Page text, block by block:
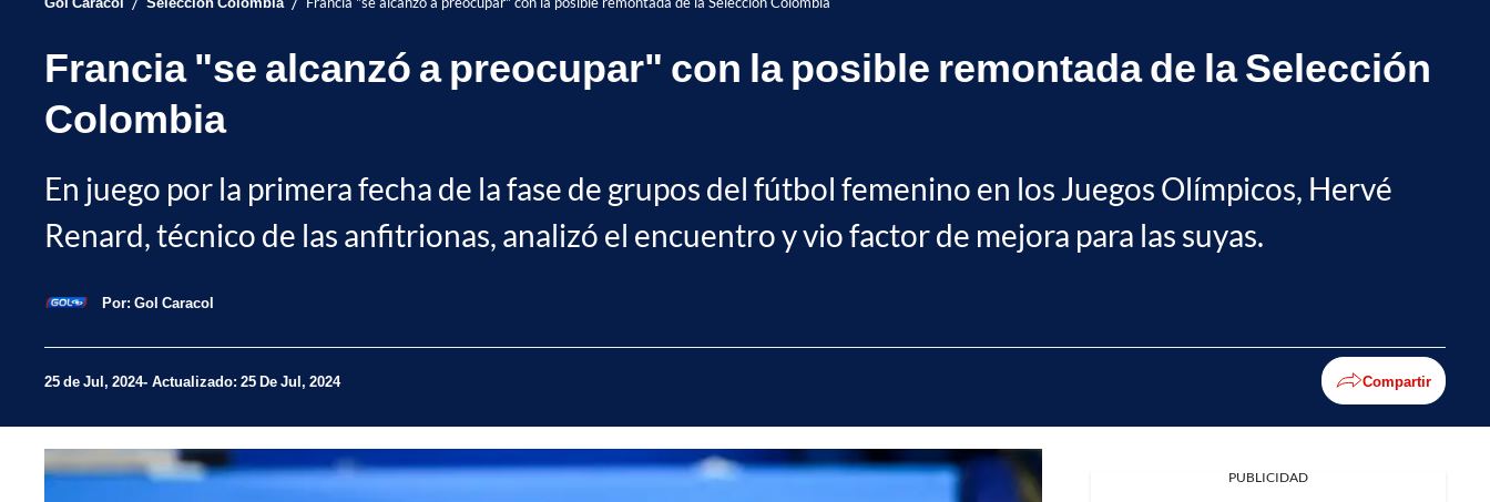
Francia "se alcanzó a preocupar" con la posible remontada de la Selección
Colombia
En juego por la primera fecha de la fase de grupos del fútbol femenino en los Juegos Olímpicos, Hervé
Renard, técnico de las anfitrionas, analizó el encuentro y vio factor de mejora para las suyas.
Por: Gol Caracol
25 de Jul, 2024 Actualizado: 25 De Jul, 2024 Compartir
PUBLICIDAD